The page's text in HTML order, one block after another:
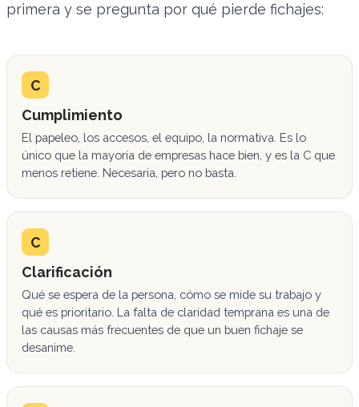
primera y se pregunta por qué pierde fichajes:
C
Cumplimiento
El papeleo, los accesos, el equipo, la normativa. Es lo
único que la mayoría de empresas hace bien, y es la C que
menos retiene. Necesaria, pero no basta.
C
Clarificación
Qué se espera de la persona, cómo se mide su trabajo y
qué es prioritario. La falta de claridad temprana es una de
las causas más frecuentes de que un buen fichaje se
desanime.